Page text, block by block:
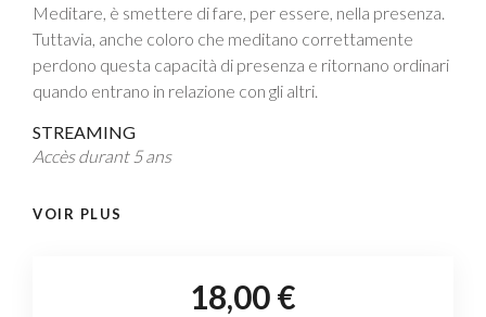
Meditare, è smettere di fare, per essere, nella presenza.
Tuttavia, anche coloro che meditano correttamente
perdono questa capacità di presenza e ritornano ordinari
quando entrano in relazione con gli altri.
STREAMING
Accès durant 5 ans
VOIR PLUS
18,00 €